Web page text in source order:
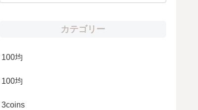
カテゴリー
100均
100均
3coins